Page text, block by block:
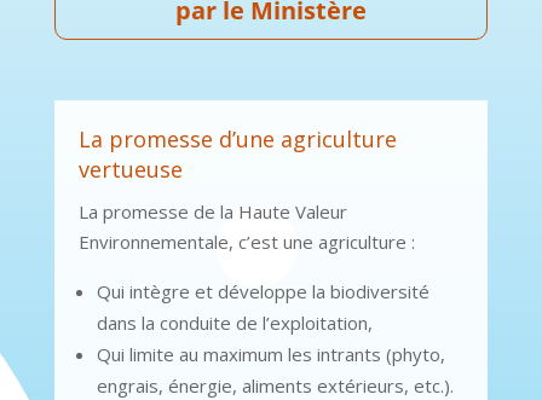
par le Ministère
La promesse d’une agriculture
vertueuse
La promesse de la Haute Valeur
Environnementale, c’est une agriculture :
Qui intègre et développe la biodiversité
dans la conduite de l’exploitation,
Qui limite au maximum les intrants (phyto,
engrais, énergie, aliments extérieurs, etc.).